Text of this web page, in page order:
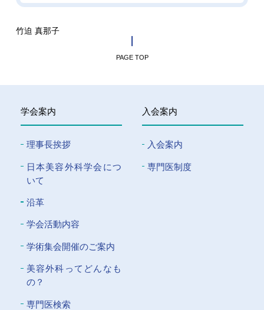
竹迫 真那子
PAGE TOP
学会案内
理事長挨拶
⽇本美容外科学会につ
いて
沿革
学会活動内容
学術集会開催のご案内
美容外科ってどんなも
の？
専門医検索
入会案内
入会案内
専門医制度